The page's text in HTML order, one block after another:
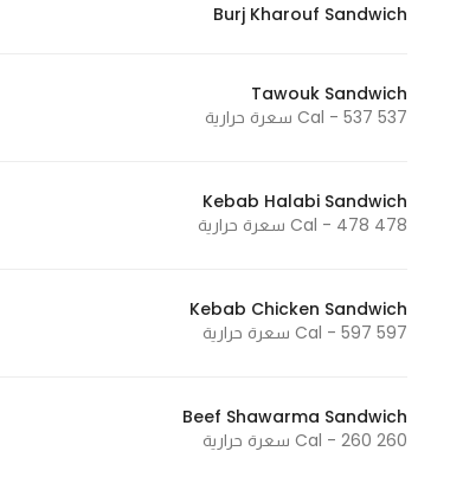
Burj Kharouf Sandwich
Tawouk Sandwich
537 Cal - 537 سعرة حرارية
Kebab Halabi Sandwich
478 Cal - 478 سعرة حرارية
Kebab Chicken Sandwich
597 Cal - 597 سعرة حرارية
Beef Shawarma Sandwich
260 Cal - 260 سعرة حرارية